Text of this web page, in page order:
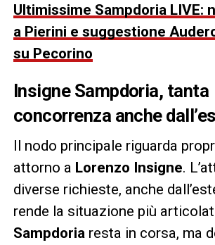
Ultimissime Sampdoria LIVE:
a Pierini e suggestione
su Pecorino
Insigne Sampdoria, tanta
concorrenza anche
Il nodo principale riguarda
attorno a Lorenzo Insigne.
diverse richieste, anche
rende la situazione più
Sampdoriaresta in corsa, ma